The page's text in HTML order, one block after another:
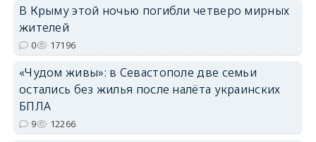
В Крыму этой ночью погибли четверо мирных
жителей
0 17196
«Чудом живы»: в Севастополе две семьи
остались без жилья после налёта украинских
БПЛА
9 12266